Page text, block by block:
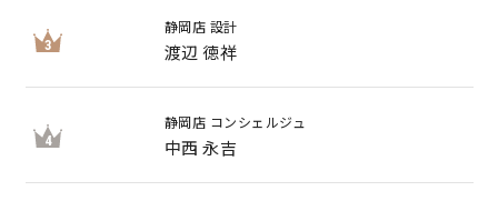
3
静岡店 設計
渡辺 徳祥
4
静岡店 コンシェルジュ
中西 永吉